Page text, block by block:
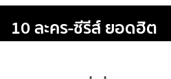
10 ละคร-ซีรีส์ ยอดฮิต